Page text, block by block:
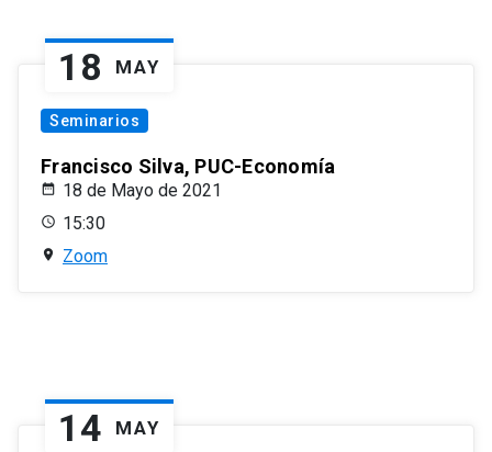
18 MAY
Seminarios
Francisco Silva, PUC-Economía
18 de Mayo de 2021
15:30
Zoom
14 MAY